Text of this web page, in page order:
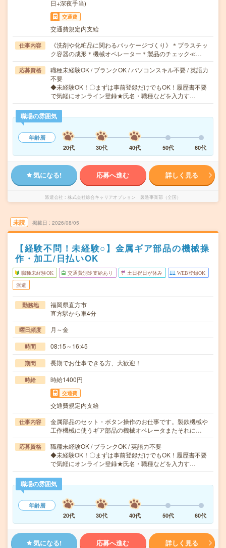
日+深夜手当)
交通費
交通費規定内支給
仕事内容
《洗剤や化粧品に関わるパッケージづくり》＊プラスチッ
ク容器の成形＊機械オペレーター＊製品のチェック≪…
応募資格
職種未経験OK / ブランクOK / パソコンスキル不要 / 英語力
不要
◆未経験OK！〇まずは事前登録だけでもOK！履歴書不要
で気軽にオンライン登録★氏名・職種などを入力す…
職場の雰囲気
年齢層
20代
30代 40代 50代 60代
気になる! 応募へ進む 詳しく見る
派遣会社 株式会社綜合キャリアオプション 製造事業部（全国）
未読 掲載日 2026/08/05
【経験不問！未経験○】金属ギア部品の機械操
作・加工/日払いOK
職種未経験OK 交通費別途支給あり 土日祝日が休み WEB登録OK
派遣
勤務地
福岡県直方市
直方駅から車4分
曜日頻度 月～金
時間 08:15～16:45
期間 長期でお仕事できる方、大歓迎！
時給 時給1400円
交通費
交通費規定内支給
仕事内容
金属部品のセット・ボタン操作のお仕事です。製鉄機械や
工作機械に使うギア部品の機械オペレータまたそれに…
応募資格
職種未経験OK / ブランクOK / 英語力不要
◆未経験OK！〇まずは事前登録だけでもOK！履歴書不要
で気軽にオンライン登録★氏名・職種などを入力す…
職場の雰囲気
年齢層
20代
30代 40代 50代 60代
気になる! 応募へ進む 詳しく見る